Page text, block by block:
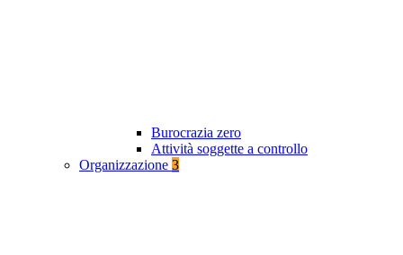
Burocrazia zero
Attività soggette a controllo
Organizzazione 3